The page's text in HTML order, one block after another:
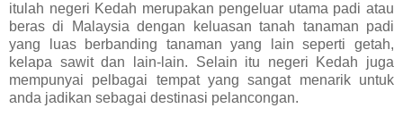
itulah negeri Kedah merupakan pengeluar utama padi atau
beras di Malaysia dengan keluasan tanah tanaman padi
yang luas berbanding tanaman yang lain seperti getah,
kelapa sawit dan lain-lain. Selain itu negeri Kedah juga
mempunyai pelbagai tempat yang sangat menarik untuk
anda jadikan sebagai destinasi pelancongan.